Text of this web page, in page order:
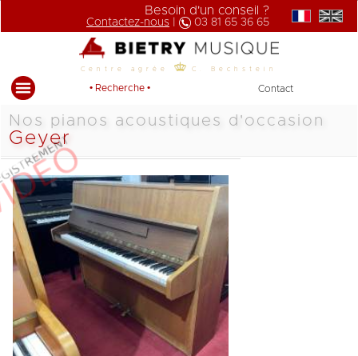
Besoin d'un conseil ?
Contactez-nous 03 81 65 36 65
Centre agrée C. Bechstein
• Recherche • Contact
Nos pianos acoustiques d'occasion
Geyer